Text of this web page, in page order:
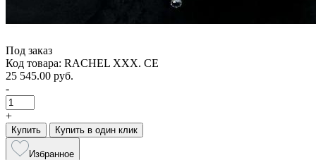
Под заказ
Код товара: RACHEL XXX. CE
25 545.00 руб.
-
+
Купить Купить в один клик
Избранное